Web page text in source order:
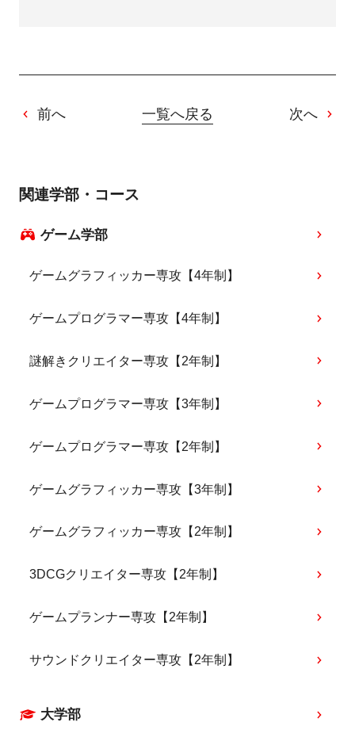
前へ 一覧へ戻る 次へ
関連学部・コース
ゲーム学部
ゲームグラフィッカー専攻【4年制】
ゲームプログラマー専攻【4年制】
謎解きクリエイター専攻【2年制】
ゲームプログラマー専攻【3年制】
ゲームプログラマー専攻【2年制】
ゲームグラフィッカー専攻【3年制】
ゲームグラフィッカー専攻【2年制】
3DCGクリエイター専攻【2年制】
ゲームプランナー専攻【2年制】
サウンドクリエイター専攻【2年制】
大学部